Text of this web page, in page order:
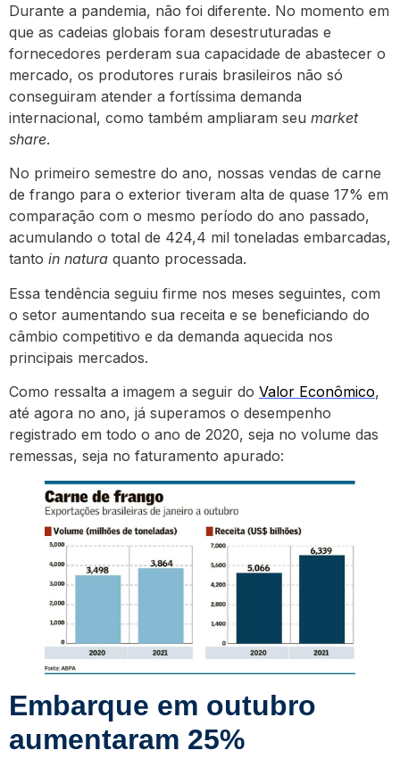
Durante a pandemia, não foi diferente. No momento em
que as cadeias globais foram desestruturadas e
fornecedores perderam sua capacidade de abastecer o
mercado, os produtores rurais brasileiros não só
conseguiram atender a fortíssima demanda
internacional, como também ampliaram seu market
share.
No primeiro semestre do ano, nossas vendas de carne
de frango para o exterior tiveram alta de quase 17% em
comparação com o mesmo período do ano passado,
acumulando o total de 424,4 mil toneladas embarcadas,
tanto in natura quanto processada.
Essa tendência seguiu firme nos meses seguintes, com
o setor aumentando sua receita e se beneficiando do
câmbio competitivo e da demanda aquecida nos
principais mercados.
Como ressalta a imagem a seguir do Valor Econômico,
até agora no ano, já superamos o desempenho
registrado em todo o ano de 2020, seja no volume das
remessas, seja no faturamento apurado:
Embarque em outubro
aumentaram 25%